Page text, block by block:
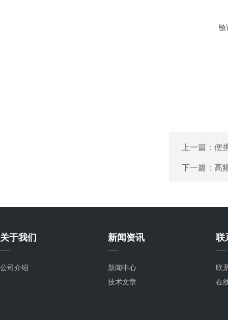
验
上一篇： 便
下一篇： 高
关于我们
公司介绍
新闻资讯
新闻中心
技术文章
联
联
在